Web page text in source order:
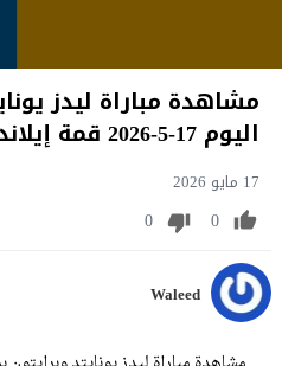
مشاهدة مباراة ليدز
اليوم 17-5-2026 قمة إيلاند رود
17 مايو 2026
0
0
Waleed